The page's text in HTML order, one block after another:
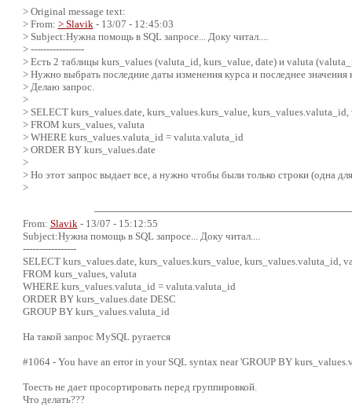
> Original message text:
> From: > Slavik - 13/07 - 12:45:03
> Subject:Нужна помощь в SQL запросе... Доку читал....
> -----------------
> Есть 2 таблицы kurs_values (valuta_id, kurs_value, date) и valuta
> Нужно выбрать последние даты изменения курса и последнее значения
> Делаю запрос.
>
> SELECT kurs_values.date, kurs_values.kurs_value,
> FROM kurs_values, valuta
> WHERE kurs_values.valuta_id = valuta.valuta_id
> ORDER BY kurs_values.date
>
> Но этот запрос выдает все, а нужно чтобы были только строки (одна
>
From: Slavik - 13/07 - 15:12:55
Subject:Нужна помощь в SQL запросе... Доку читал....
-----------------
SELECT kurs_values.date, kurs_values.kurs_value, kurs_values.valuta_id,
FROM kurs_values, valuta
WHERE kurs_values.valuta_id = valuta.valuta_id
ORDER BY kurs_values.date DESC
GROUP BY kurs_values.valuta_id
На такой запрос MySQL ругается
#1064 - You have an error in your SQL syntax near 'GROUP BY
Тоесть не дает просортировать перед группировкой.
Что делать???